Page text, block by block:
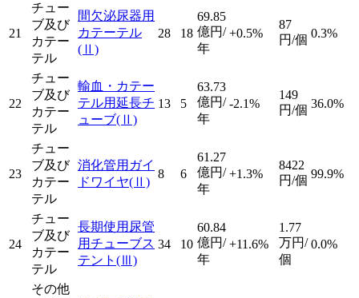
21
チュー
ブ及び
カテー
テル
間欠泌尿器用
カテーテル
(Ⅱ)
28 18
69.85
億円/
年
+0.5%
87
円/個 0.3%
22
チュー
ブ及び
カテー
テル
輸血・カテー
テル用延長チ
ューブ(Ⅱ)
13 5
63.73
億円/
年
-2.1%
149
円/個 36.0%
23
チュー
ブ及び
カテー
テル
消化管用ガイ
ドワイヤ(Ⅱ)
8 6
61.27
億円/
年
+1.3%
8422
円/個 99.9%
24
チュー
ブ及び
カテー
テル
長期使用尿管
用チューブス
テント (Ⅲ)
34 10
60.84
億円/
年
+11.6%
1.77
万円/
個
0.0%
その他